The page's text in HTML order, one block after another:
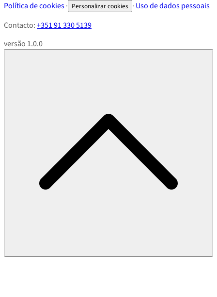
Política de cookies· Personalizar cookies · Uso de dados pessoais
Contacto:+351 91 330 5139
versão 1.0.0